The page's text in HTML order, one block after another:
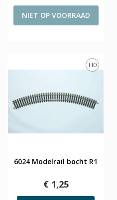
NIET OP VOORRAAD
H0
6024 Modelrail bocht R1
€ 1,25